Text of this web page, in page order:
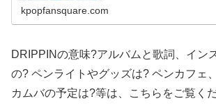
kpopfansquare.com
DRIPPINの意味?アルバムと歌詞、イン
の? ペンライトやグッズは? ペンカフェ
カムバの予定は?等は、こちらをご覧くだ